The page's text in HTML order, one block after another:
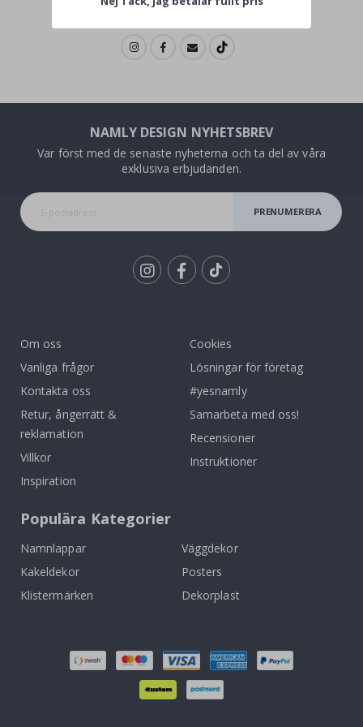
NAMLY DESIGN NYHETSBREV
Var först med de senaste nyheterna och ta del av våra
exklusiva erbjudanden.
PRENUMERERA
Om oss
Vanliga frågor
Kontakta oss
Retur, ångerrätt &
reklamation
Villkor
Inspiration
Cookies
Lösningar för företag
#yesnamly
Samarbeta med oss!
Recensioner
Instruktioner
Populära Kategorier
Namnlappar
Väggdekor
Kakeldekor
Posters
Klistermärken
Dekorplast